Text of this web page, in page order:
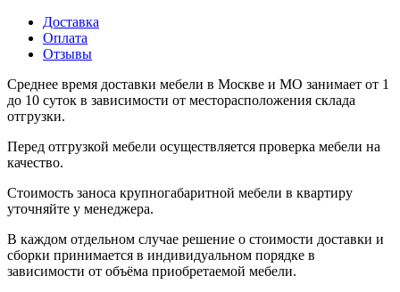
Доставка
Оплата
Отзывы
Среднее время доставки мебели в Москве и МО занимает от 1
до 10 суток в зависимости от месторасположения склада
отгрузки.
Перед отгрузкой мебели осуществляется проверка мебели на
качество.
Стоимость заноса крупногабаритной мебели в квартиру
уточняйте у менеджера.
В каждом отдельном случае решение о стоимости доставки и
сборки принимается в индивидуальном порядке в
зависимости от объёма приобретаемой мебели.